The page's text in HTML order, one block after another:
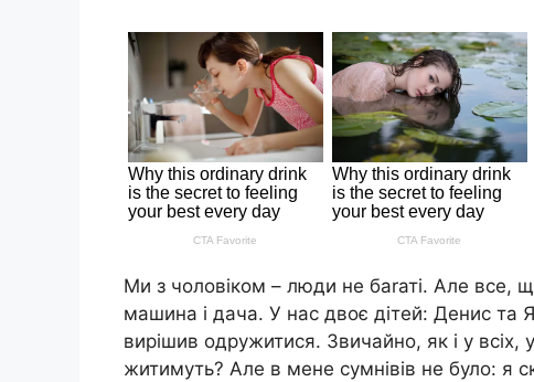
Ми з чоловіком – люди не баrаті. Але все,
машина і дача. У нас двоє дітей: Денис та
вирішив одружитися. Звичайно, як і у
житимуть? Але в мене сумнівів не було: я